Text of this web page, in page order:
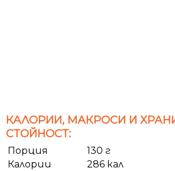
КАЛОРИИ, МАКРОСИ И
СТОЙНОСТ:
Порция
130 г
Калории
286 кал